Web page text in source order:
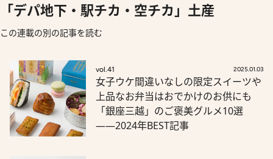
「デパ地下・駅チカ・空チカ」土産
この連載の別の記事を読む
vol.41 2025.01.03
女子ウケ間違いなしの限定スイーツや
上品なお弁当はおでかけのお供にも
「銀座三越」のご褒美グルメ10選
――2024年BEST記事